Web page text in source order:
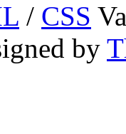
/ CSS
by